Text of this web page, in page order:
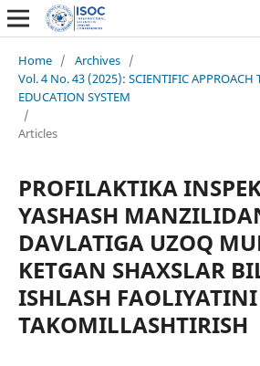
Home / Archives /
Vol. 4 No. 43 (2025): SCIENTIFIC APPROACH
EDUCATION SYSTEM
/
Articles
PROFILAKTIKA
YASHASH
DAVLATIGA UZOQ
KETGAN SHAXSLAR
ISHLASH FAOLIYATINI
TAKOMILLASHTIRISH